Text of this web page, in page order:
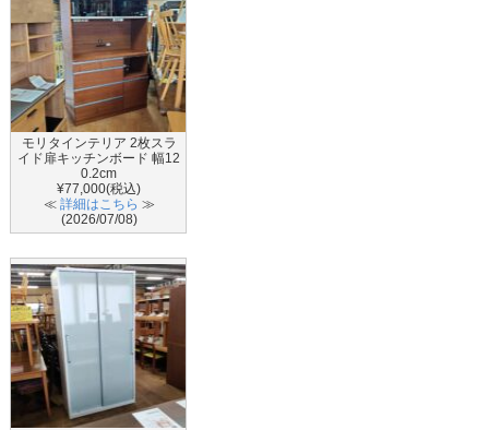
モリタインテリア 2枚スラ
イド扉キッチンボード 幅12
0.2cm
¥77,000(税込)
≪ 詳細はこちら ≫
(2026/07/08)